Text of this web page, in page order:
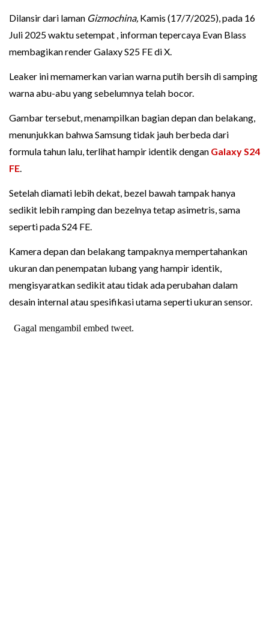
Dilansir dari laman Gizmochina, Kamis (17/7/2025), pada 16
Juli 2025 waktu setempat , informan tepercaya Evan Blass
membagikan render Galaxy S25 FE di X.
Leaker ini memamerkan varian warna putih bersih di samping
warna abu-abu yang sebelumnya telah bocor.
Gambar tersebut, menampilkan bagian depan dan belakang,
menunjukkan bahwa Samsung tidak jauh berbeda dari
formula tahun lalu, terlihat hampir identik dengan Galaxy S24
FE.
Setelah diamati lebih dekat, bezel bawah tampak hanya
sedikit lebih ramping dan bezelnya tetap asimetris, sama
seperti pada S24 FE.
Kamera depan dan belakang tampaknya mempertahankan
ukuran dan penempatan lubang yang hampir identik,
mengisyaratkan sedikit atau tidak ada perubahan dalam
desain internal atau spesifikasi utama seperti ukuran sensor.